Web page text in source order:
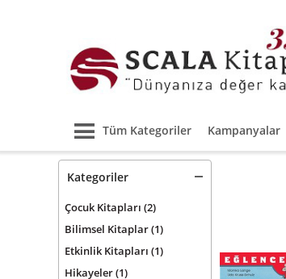
Tüm Kategoriler Kampanyalar
Kategoriler
Çocuk Kitapları (2)
Bilimsel Kitaplar(1)
Etkinlik Kitapları (1)
Hikayeler(1)